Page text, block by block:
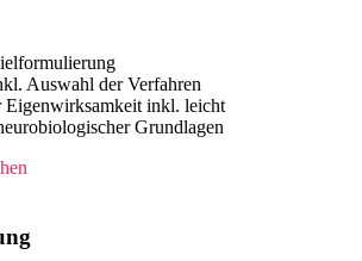
Auswahl der Verfahren
Eigenwirksamkeit inkl. leicht
Grundlagen